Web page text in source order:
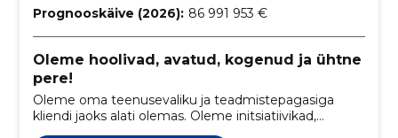
Prognooskäive (2026): 86 991 953 €
Oleme hoolivad, avatud, kogenud ja ühtne
pere!
Oleme oma teenusevaliku ja teadmistepagasiga
kliendi jaoks alati olemas. Oleme initsiatiivikad,